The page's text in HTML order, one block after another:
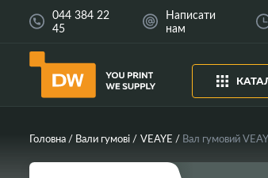
044 384 22
45
Написати
нам
Головна Вали гумові VEAYE Вал гумовий